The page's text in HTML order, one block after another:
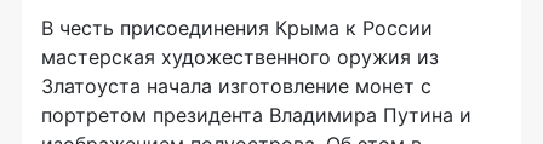
В честь присоединения Крыма к России
мастерская художественного оружия из
Златоуста начала изготовление монет с
портретом президента Владимира Путина и